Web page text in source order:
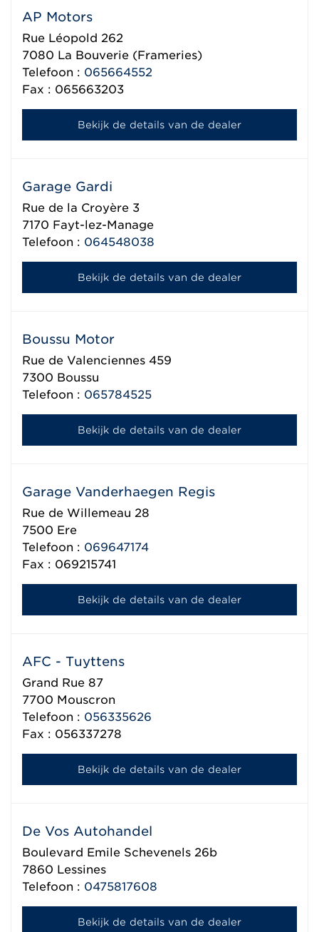
AP Motors
Rue Léopold 262
7080 La Bouverie (Frameries)
Telefoon : 065664552
Fax : 065663203
Bekijk de details van de dealer
Garage Gardi
Rue de la Croyère 3
7170 Fayt-lez-Manage
Telefoon : 064548038
Bekijk de details van de dealer
Boussu Motor
Rue de Valenciennes 459
7300 Boussu
Telefoon : 065784525
Bekijk de details van de dealer
Garage Vanderhaegen Regis
Rue de Willemeau 28
7500 Ere
Telefoon : 069647174
Fax : 069215741
Bekijk de details van de dealer
AFC - Tuyttens
Grand Rue 87
7700 Mouscron
Telefoon : 056335626
Fax : 056337278
Bekijk de details van de dealer
De Vos Autohandel
Boulevard Emile Schevenels 26b
7860 Lessines
Telefoon : 0475817608
Bekijk de details van de dealer